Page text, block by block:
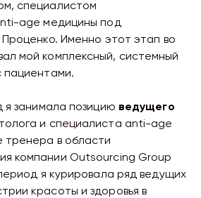
специалистом
age медицины под
Именно этот этап во
мой комплексный, системный
пациентами.
я занимала позицию ведущего
и специалиста anti-age
тренера в области
компании Outsourcing Group
я курировала ряд ведущих
красоты и здоровья в